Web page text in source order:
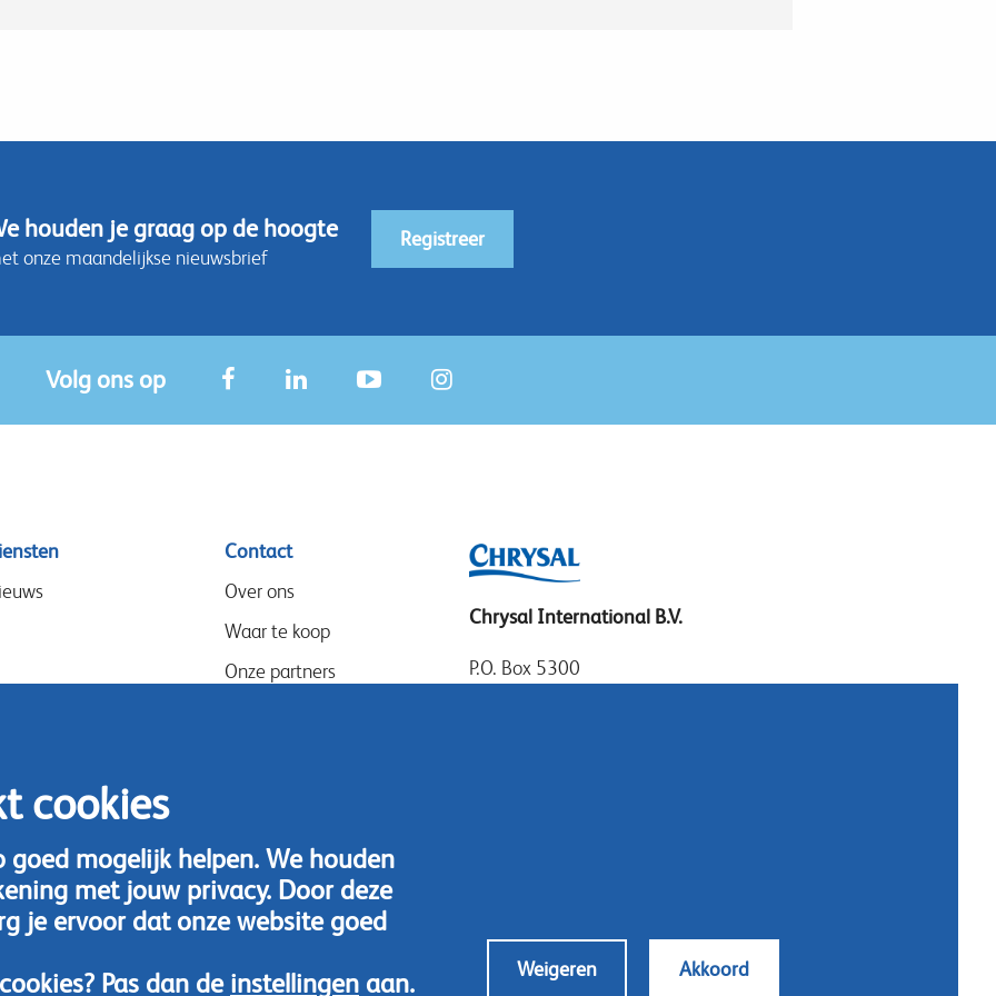
houden je graag op de hoogte
onze maandelijkse nieuwsbrief
Registreer
Volg ons op
Contact
Over ons
Waar te koop
Onze partners
Chrysal International B.V.
P.O. Box 5300
cookies
goed mogelijk helpen. We houden
met jouw privacy. Door deze
je ervoor dat onze website goed
Pas dan de instellingenaan. Weigeren Akkoord